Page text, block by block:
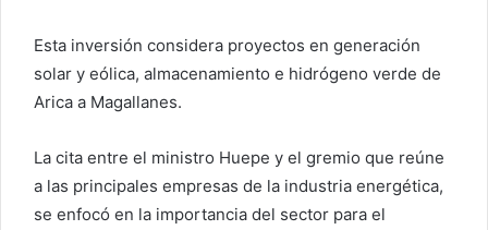
Esta inversión considera proyectos en generación
solar y eólica, almacenamiento e hidrógeno verde de
Arica a Magallanes.
La cita entre el ministro Huepe y el gremio que reúne
a las principales empresas de la industria energética,
se enfocó en la importancia del sector para el